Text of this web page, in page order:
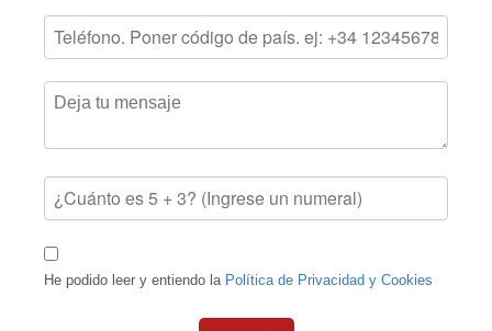
He podido leer y entiendo la Política de Privacidad y Cookies